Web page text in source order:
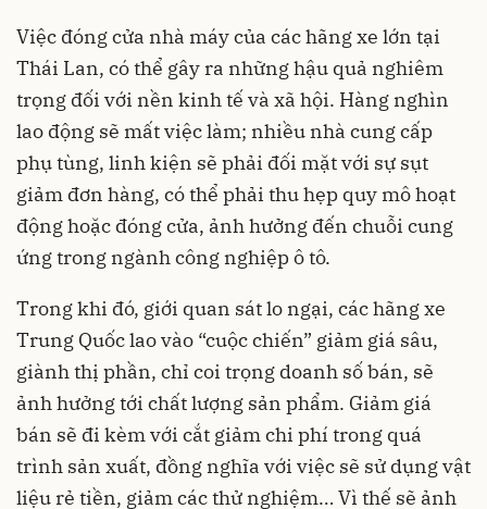
Việc đóng cửa nhà máy của các hãng xe lớn tại
Thái Lan, có thể gây ra những hậu quả nghiêm
trọng đối với nền kinh tế và xã hội. Hàng nghìn
lao động sẽ mất việc làm; nhiều nhà cung cấp
phụ tùng, linh kiện sẽ phải đối mặt với sự sụt
giảm đơn hàng, có thể phải thu hẹp quy mô hoạt
động hoặc đóng cửa, ảnh hưởng đến chuỗi cung
ứng trong ngành công nghiệp ô tô.
Trong khi đó, giới quan sát lo ngại, các hãng xe
Trung Quốc lao vào “cuộc chiến” giảm giá sâu,
giành thị phần, chỉ coi trọng doanh số bán, sẽ
ảnh hưởng tới chất lượng sản phẩm. Giảm giá
bán sẽ đi kèm với cắt giảm chi phí trong quá
trình sản xuất, đồng nghĩa với việc sẽ sử dụng vật
liệu rẻ tiền, giảm các thử nghiệm… Vì thế sẽ ảnh